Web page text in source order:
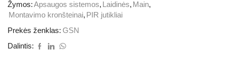
Žymos:Apsaugos sistemos, Laidinės, Main,
Montavimo kronšteinai, PIR jutikliai
Prekės ženklas: GSN
Dalintis: